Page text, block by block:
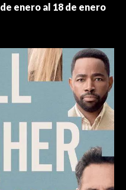
enero al 18 de enero